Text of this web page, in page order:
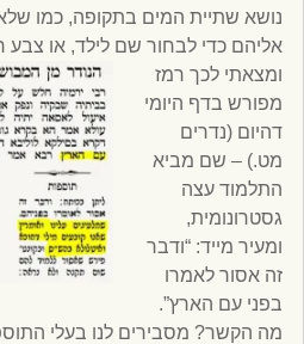
נושא שתיית המים בתקופה, כמו
אליהם כדי לבחור שם לילד, או צבע
ומצאתי לכך רמז
מפורש בדף היומי
דהיום (נדרים
מט.) – שם מביא
התלמוד עצה
גסטרונומית,
ומעיר מייד: “ודבר
זה אסור לאמרו
בפני עם הארץ”.
מה הקשר? מסבירים לנו בעלי